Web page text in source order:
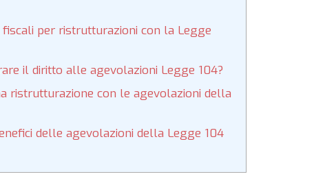
per ristrutturazioni con la Legge
il diritto alle agevolazioni Legge 104?
ristrutturazione con le agevolazioni della
delle agevolazioni della Legge 104